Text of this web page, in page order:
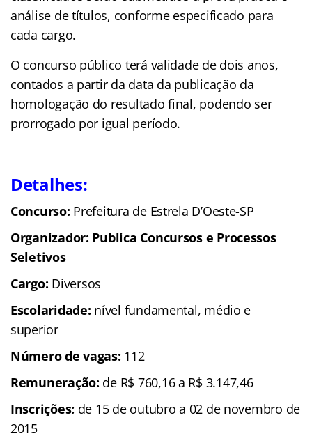
análise de títulos, conforme especificado para
cada cargo.
O concurso público terá validade de dois anos,
contados a partir da data da publicação da
homologação do resultado final, podendo ser
prorrogado por igual período.
Detalhes:
Concurso: Prefeitura de Estrela D’Oeste-SP
Organizador: Publica Concursos e Processos
Seletivos
Cargo: Diversos
Escolaridade: nível fundamental, médio e
superior
Número de vagas: 112
Remuneração: de R$ 760,16 a R$ 3.147,46
Inscrições: de 15 de outubro a 02 de novembro de
2015